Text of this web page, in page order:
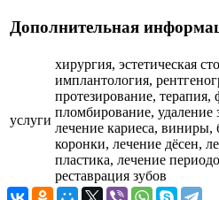
Дополнительная
услуги
хирургия, эстетическая
имплантология,
протезирование, терапия,
пломбирование, удаление
лечение кариеса, виниры,
коронки, лечение дёсен,
пластика, лечение
реставрация зубов